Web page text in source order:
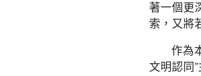
著一個更
索，又將
作為
文明認同